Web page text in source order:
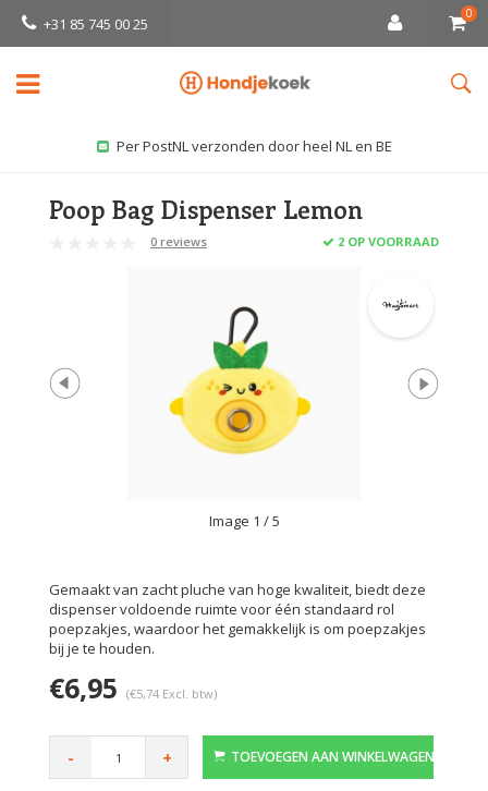
+31 85 745 00 25
0
Per PostNL verzonden door heel NL en BE
Poop Bag Dispenser Lemon
0 reviews 2 OP VOORRAAD
Image 1 / 5
Gemaakt van zacht pluche van hoge kwaliteit, biedt deze
dispenser voldoende ruimte voor één standaard rol
poepzakjes, waardoor het gemakkelijk is om poepzakjes
bij je te houden.
€6,95 (€5,74 Excl. btw)
- + TOEVOEGEN AAN WINKELWAGEN